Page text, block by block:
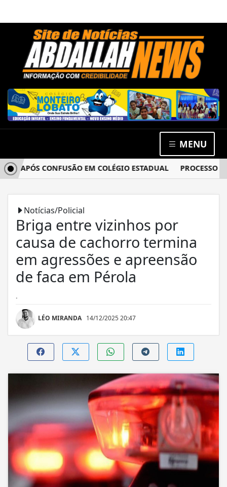
MENU
CONFUSÃO EM COLÉGIO ESTADUAL PROCESSO DO
Notícias/Policial
Briga entre vizinhos por
causa de cachorro termina
em agressões e apreensão
de faca em Pérola
.
LÉO MIRANDA 14/12/2025 20:47